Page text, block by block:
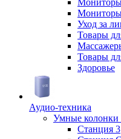
Мониторы
Уход за
Товары
Товары
Здоровье
Аудио-техника
Умные колонки
Станция 3